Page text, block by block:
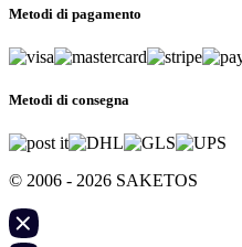
Metodi di pagamento
Metodi di consegna
© 2006 - 2026 SAKETOS